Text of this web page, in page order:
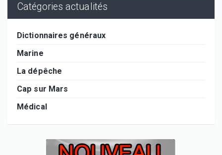
Catégories actualités
Dictionnaires généraux
Marine
La dépêche
Cap sur Mars
Médical